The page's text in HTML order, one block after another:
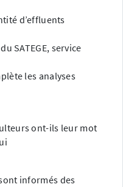
d’effluents
SATEGE, service
les analyses
ont-ils leur mot
informés des